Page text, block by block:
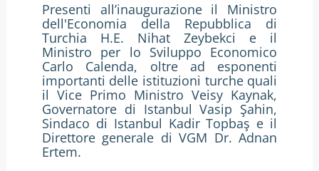
Presenti all’inaugurazione il Ministro
dell'Economia della Repubblica di
Turchia H.E. Nihat Zeybekci e il
Ministro per lo Sviluppo Economico
Carlo Calenda, oltre ad esponenti
importanti delle istituzioni turche quali
il Vice Primo Ministro Veisy Kaynak,
Governatore di Istanbul Vasip Şahin,
Sindaco di Istanbul Kadir Topbaş e il
Direttore generale di VGM Dr. Adnan
Ertem.